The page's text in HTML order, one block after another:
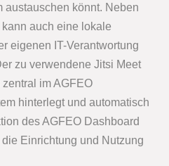
austauschen könnt. Neben
auch eine lokale
eigenen IT-Verantwortung
zu verwendene Jitsi Meet
im AGFEO
hinterlegt und automatisch
des AGFEO Dashboard
Einrichtung und Nutzung